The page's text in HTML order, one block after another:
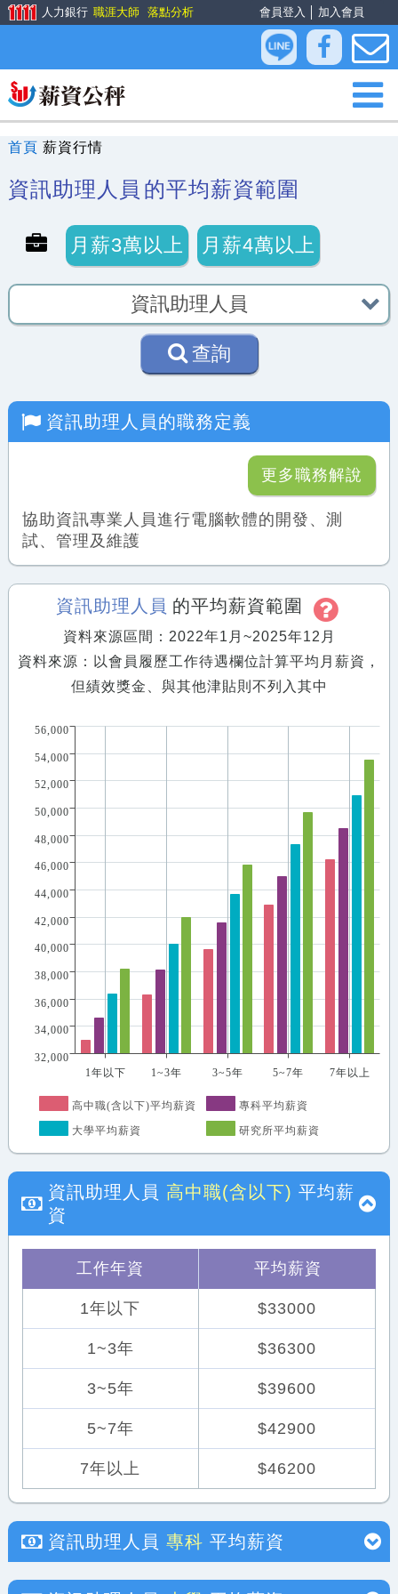
會員登入 加入會員
人力銀行 職涯大師 落點分析
首頁 薪資行情
資訊助理人員 的平均薪資範圍
月薪3萬以上 月薪4萬以上
查詢
資訊助理人員 的職務定義
更多職務解說
協助資訊專業人員進行電腦軟體的開發、測
試、管理及維護
資訊助理人員 的平均薪資範圍
資料來源區間：2022年1月~2025年12月
資料來源：以會員履歷工作待遇欄位計算平均月薪資，
但績效獎金、與其他津貼則不列入其中
1年以下 1~3年 3~5年 5~7年 7年以上
32,000
34,000
36,000
38,000
40,000
42,000
44,000
46,000
48,000
50,000
52,000
54,000
56,000
高中職(含以下)平均薪資
專科平均薪資
大學平均薪資
研究所平均薪資
資訊助理人員 高中職(含以下) 平均薪
資
工作年資 平均薪資
1年以下
1~3年
3~5年
5~7年
7年以上
$33000
$36300
$39600
$42900
$46200
資訊助理人員 專科 平均薪資